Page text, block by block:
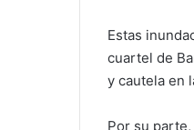
Estas
cuartel de
y cautela en
Por su